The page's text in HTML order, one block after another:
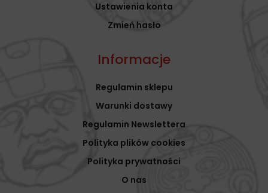
Ustawienia konta
Zmień hasło
Informacje
Regulamin sklepu
Warunki dostawy
Regulamin Newslettera
Polityka plików cookies
Polityka prywatności
O nas